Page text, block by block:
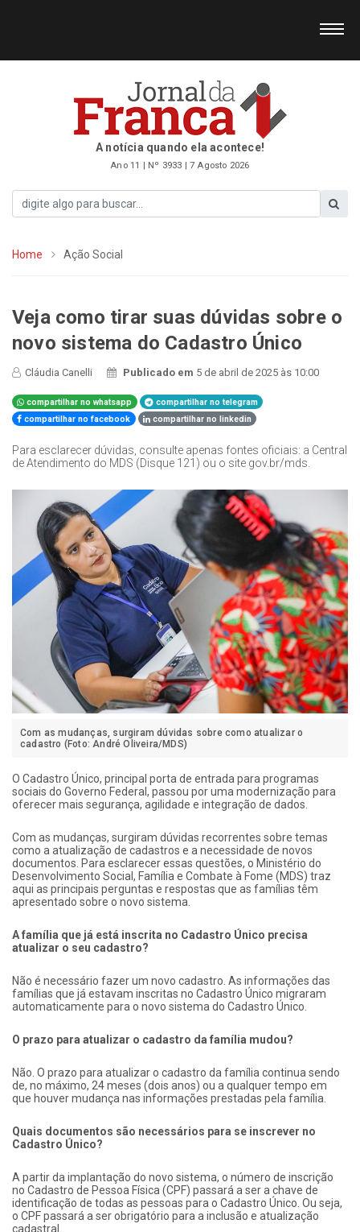
A notícia quando ela acontece!
Ano 11 | Nº 3933 | 7 Agosto 2026
Home Ação Social
Veja como tirar suas dúvidas sobre o
novo sistema do Cadastro Único
Cláudia Canelli Publicado em 5 de abril de 2025 às 10:00
compartilhar no whatsapp
compartilhar no telegram
compartilhar no facebook
compartilhar no linkedin
Para esclarecer dúvidas, consulte apenas fontes oficiais: a Central
de Atendimento do MDS (Disque 121) ou o site gov.br/mds.
Com as mudanças, surgiram dúvidas sobre como atualizar o
cadastro (Foto: André Oliveira/MDS)
O Cadastro Único, principal porta de entrada para programas
sociais do Governo Federal, passou por uma modernização para
oferecer mais segurança, agilidade e integração de dados.
Com as mudanças, surgiram dúvidas recorrentes sobre temas
como a atualização de cadastros e a necessidade de novos
documentos. Para esclarecer essas questões, o Ministério do
Desenvolvimento Social, Família e Combate à Fome (MDS) traz
aqui as principais perguntas e respostas que as famílias têm
apresentado sobre o novo sistema.
A família que já está inscrita no Cadastro Único precisa
atualizar o seu cadastro?
Não é necessário fazer um novo cadastro. As informações das
famílias que já estavam inscritas no Cadastro Único migraram
automaticamente para o novo sistema do Cadastro Único.
O prazo para atualizar o cadastro da família mudou?
Não. O prazo para atualizar o cadastro da família continua sendo
de, no máximo, 24 meses (dois anos) ou a qualquer tempo em
que houver mudança nas informações prestadas pela família.
Quais documentos são necessários para se inscrever no
Cadastro Único?
A partir da implantação do novo sistema, o número de inscrição
no Cadastro de Pessoa Física (CPF) passará a ser a chave de
identificação de todas as pessoas para o Cadastro Único. Ou seja,
o CPF passará a ser obrigatório para a inclusão e atualização
cadastral.